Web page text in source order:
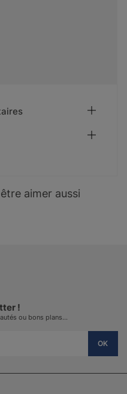
aimer aussi
!
ou bons plans…